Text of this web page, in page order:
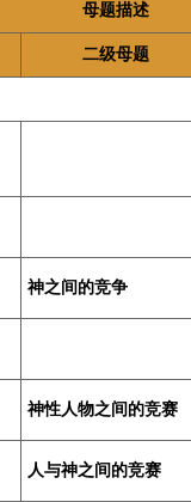
母题描述
二级母题
神之间的竞争
神性人物之间的竞赛
人与神之间的竞赛